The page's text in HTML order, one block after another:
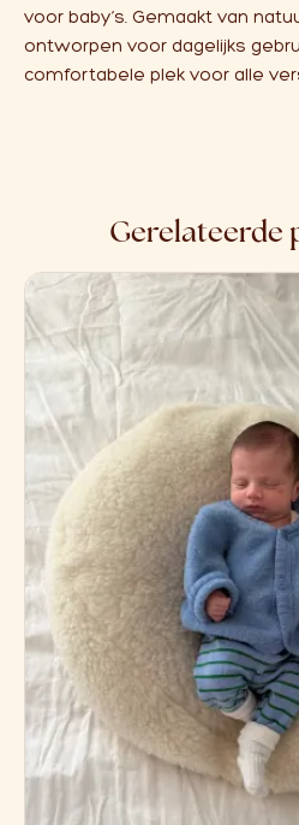
voor baby’s. Gemaakt van
ontworpen voor dagelijks
comfortabele plek voor alle
Gerelateerde